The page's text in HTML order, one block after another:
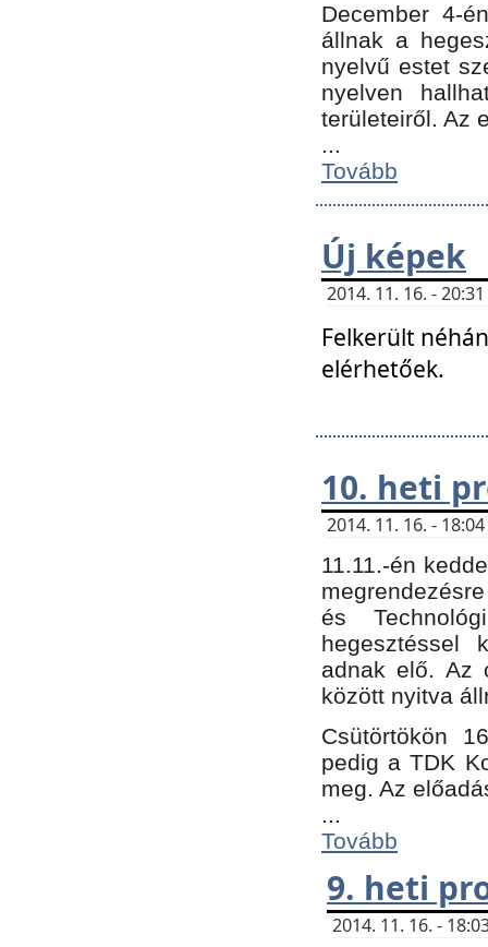
December 4-
állnak a
nyelvű estet
nyelven
területeiről. Az
...
Tovább
Új képek
2014. 11. 16. -
Felkerült
elérhetőek.
10. heti
2014. 11. 16. -
11.11.-én
és
hegesztéssel
adnak elő. Az
között nyitva
Csütörtökön
pedig a TDK
meg. Az
...
Tovább
9. heti
2014. 11. 16. -